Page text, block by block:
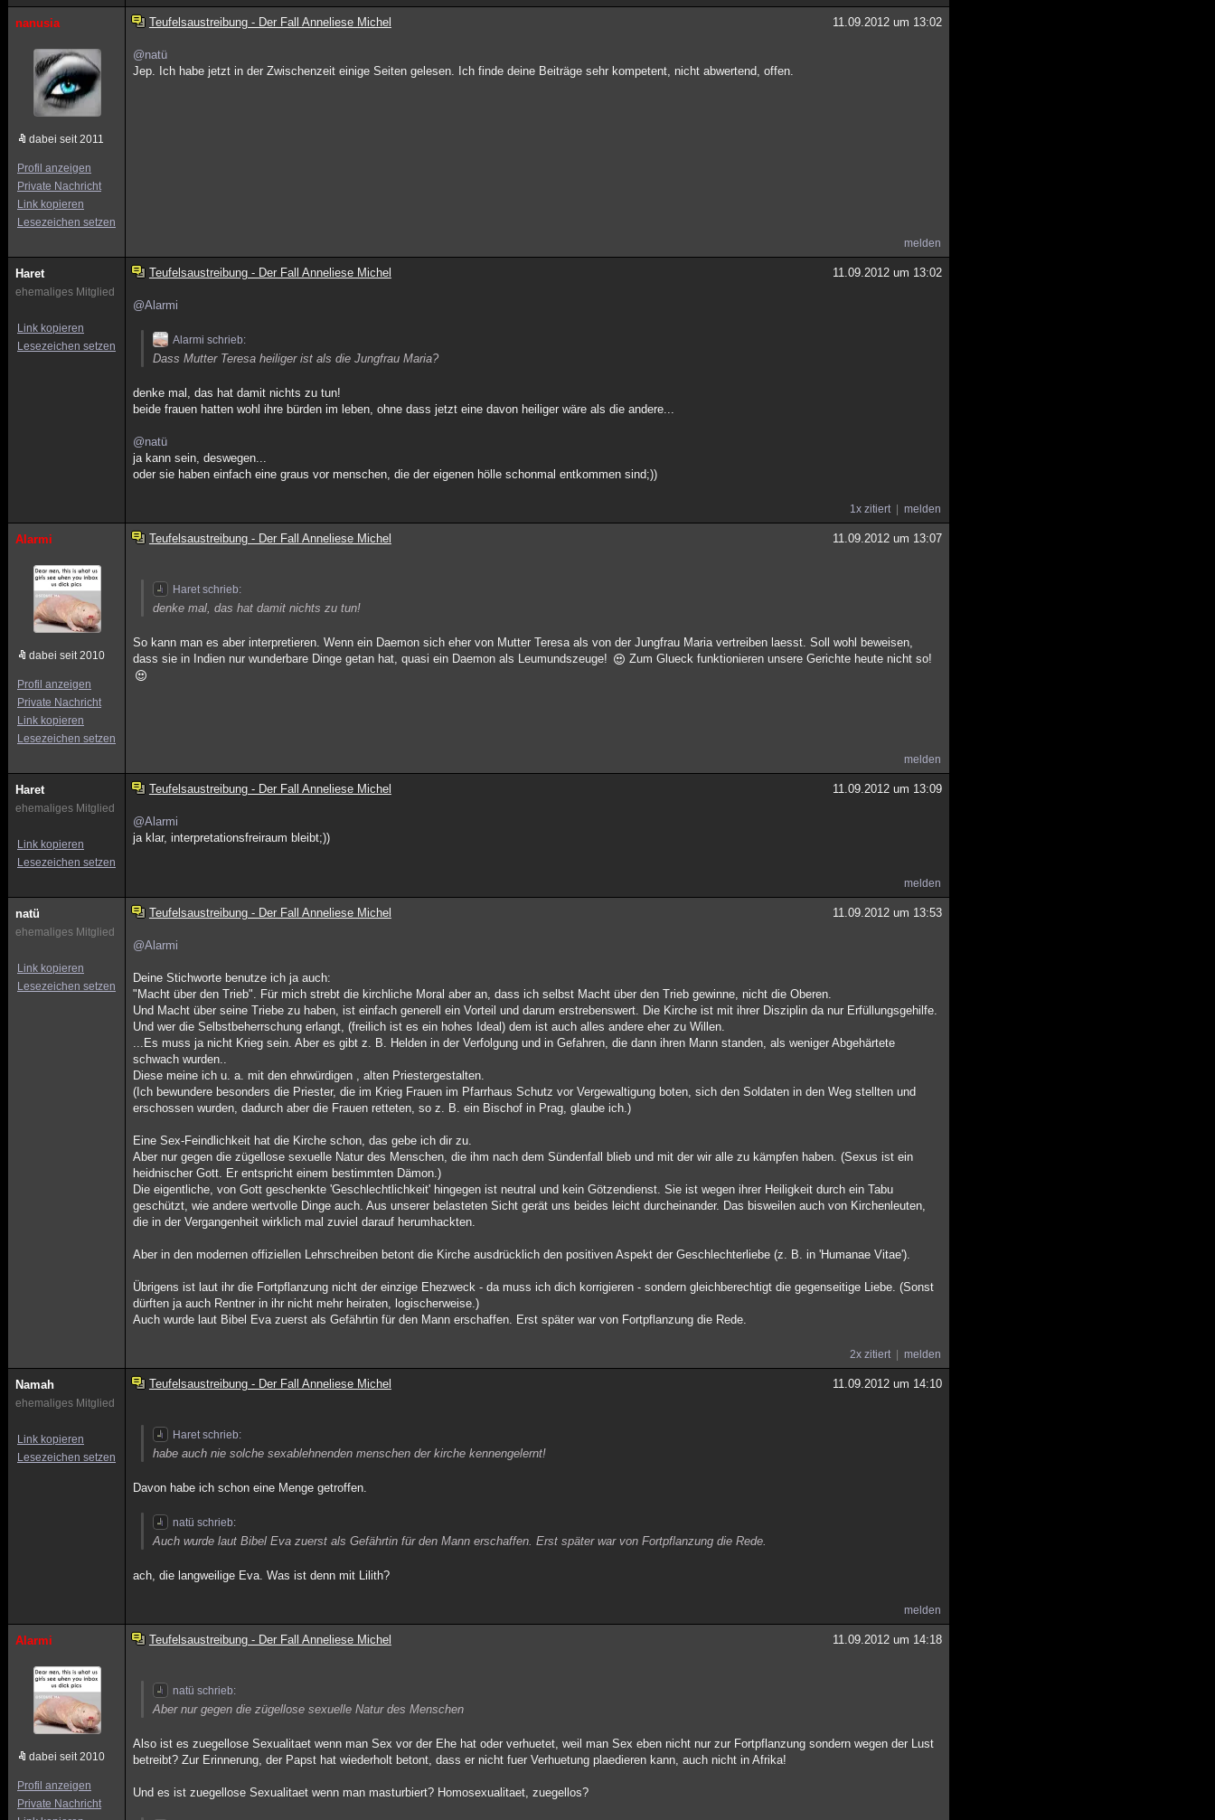
nanusia
dabei seit 2011
Profil anzeigen
Private Nachricht
Link kopieren
Lesezeichen setzen
Teufelsaustreibung - Der Fall Anneliese Michel 11.09.2012 um 13:02
@natü
Jep. Ich habe jetzt in der Zwischenzeit einige Seiten gelesen. Ich finde deine Beiträge sehr kompetent, nicht abwertend, offen.
melden
Haret
ehemaliges Mitglied
Link kopieren
Lesezeichen setzen
Teufelsaustreibung - Der Fall Anneliese Michel 11.09.2012 um 13:02
@Alarmi
Alarmi schrieb:
Dass Mutter Teresa heiliger ist als die Jungfrau Maria?
denke mal, das hat damit nichts zu tun!
beide frauen hatten wohl ihre bürden im leben, ohne dass jetzt eine davon heiliger wäre als die andere...
@natü
ja kann sein, deswegen...
oder sie haben einfach eine graus vor menschen, die der eigenen hölle schonmal entkommen sind;))
1x zitiert melden
Alarmi
dabei seit 2010
Profil anzeigen
Private Nachricht
Link kopieren
Lesezeichen setzen
Teufelsaustreibung - Der Fall Anneliese Michel 11.09.2012 um 13:07
Haret schrieb:
denke mal, das hat damit nichts zu tun!
So kann man es aber interpretieren. Wenn ein Daemon sich eher von Mutter Teresa als von der Jungfrau Maria vertreiben laesst. Soll wohl beweisen,
dass sie in Indien nur wunderbare Dinge getan hat, quasi ein Daemon als Leumundszeuge!
Zum Glueck funktionieren unsere Gerichte heute nicht so!
melden
Haret
ehemaliges Mitglied
Link kopieren
Lesezeichen setzen
Teufelsaustreibung - Der Fall Anneliese Michel 11.09.2012 um 13:09
@Alarmi
ja klar, interpretationsfreiraum bleibt;))
melden
natü
ehemaliges Mitglied
Link kopieren
Lesezeichen setzen
Teufelsaustreibung - Der Fall Anneliese Michel 11.09.2012 um 13:53
@Alarmi
Deine Stichworte benutze ich ja auch:
"Macht über den Trieb". Für mich strebt die kirchliche Moral aber an, dass ich selbst Macht über den Trieb gewinne, nicht die Oberen.
Und Macht über seine Triebe zu haben, ist einfach generell ein Vorteil und darum erstrebenswert. Die Kirche ist mit ihrer Disziplin da nur Erfüllungsgehilfe.
Und wer die Selbstbeherrschung erlangt, (freilich ist es ein hohes Ideal) dem ist auch alles andere eher zu Willen.
...Es muss ja nicht Krieg sein. Aber es gibt z. B. Helden in der Verfolgung und in Gefahren, die dann ihren Mann standen, als weniger Abgehärtete
schwach wurden..
Diese meine ich u. a. mit den ehrwürdigen , alten Priestergestalten.
(Ich bewundere besonders die Priester, die im Krieg Frauen im Pfarrhaus Schutz vor Vergewaltigung boten, sich den Soldaten in den Weg stellten und
erschossen wurden, dadurch aber die Frauen retteten, so z. B. ein Bischof in Prag, glaube ich.)
Eine Sex-Feindlichkeit hat die Kirche schon, das gebe ich dir zu.
Aber nur gegen die zügellose sexuelle Natur des Menschen, die ihm nach dem Sündenfall blieb und mit der wir alle zu kämpfen haben. (Sexus ist ein
heidnischer Gott. Er entspricht einem bestimmten Dämon.)
Die eigentliche, von Gott geschenkte 'Geschlechtlichkeit' hingegen ist neutral und kein Götzendienst. Sie ist wegen ihrer Heiligkeit durch ein Tabu
geschützt, wie andere wertvolle Dinge auch. Aus unserer belasteten Sicht gerät uns beides leicht durcheinander. Das bisweilen auch von Kirchenleuten,
die in der Vergangenheit wirklich mal zuviel darauf herumhackten.
Aber in den modernen offiziellen Lehrschreiben betont die Kirche ausdrücklich den positiven Aspekt der Geschlechterliebe (z. B. in 'Humanae Vitae').
Übrigens ist laut ihr die Fortpflanzung nicht der einzige Ehezweck - da muss ich dich korrigieren - sondern gleichberechtigt die gegenseitige Liebe. (Sonst
dürften ja auch Rentner in ihr nicht mehr heiraten, logischerweise.)
Auch wurde laut Bibel Eva zuerst als Gefährtin für den Mann erschaffen. Erst später war von Fortpflanzung die Rede.
2x zitiert melden
Namah
ehemaliges Mitglied
Link kopieren
Lesezeichen setzen
Teufelsaustreibung - Der Fall Anneliese Michel 11.09.2012 um 14:10
Haret schrieb:
habe auch nie solche sexablehnenden menschen der kirche kennengelernt!
Davon habe ich schon eine Menge getroffen.
natü schrieb:
Auch wurde laut Bibel Eva zuerst als Gefährtin für den Mann erschaffen. Erst später war von Fortpflanzung die Rede.
ach, die langweilige Eva. Was ist denn mit Lilith?
melden
Alarmi
dabei seit 2010
Profil anzeigen
Private Nachricht
Teufelsaustreibung - Der Fall Anneliese Michel 11.09.2012 um 14:18
natü schrieb:
Aber nur gegen die zügellose sexuelle Natur des Menschen
Also ist es zuegellose Sexualitaet wenn man Sex vor der Ehe hat oder verhuetet, weil man Sex eben nicht nur zur Fortpflanzung sondern wegen der Lust
betreibt? Zur Erinnerung, der Papst hat wiederholt betont, dass er nicht fuer Verhuetung plaedieren kann, auch nicht in Afrika!
Und es ist zuegellose Sexualitaet wenn man masturbiert? Homosexualitaet, zuegellos?